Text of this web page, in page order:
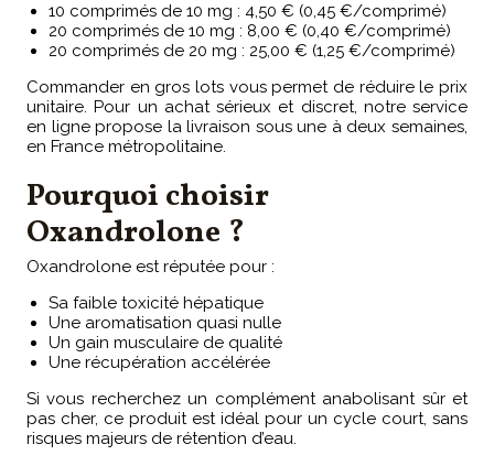
10 comprimés de 10 mg : 4,50 € (0,45 €/comprimé)
20 comprimés de 10 mg : 8,00 € (0,40 €/comprimé)
20 comprimés de 20 mg : 25,00 € (1,25 €/comprimé)
Commander en gros lots vous permet de réduire le prix
unitaire. Pour un achat sérieux et discret, notre service
en ligne propose la livraison sous une à deux semaines,
en France métropolitaine.
Pourquoi choisir
Oxandrolone ?
Oxandrolone est réputée pour :
Sa faible toxicité hépatique
Une aromatisation quasi nulle
Un gain musculaire de qualité
Une récupération accélérée
Si vous recherchez un complément anabolisant sûr et
pas cher, ce produit est idéal pour un cycle court, sans
risques majeurs de rétention d’eau.